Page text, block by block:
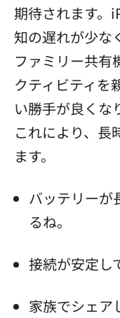
期待されます。
知の遅れが少な
ファミリー共有
クティビティを
い勝手が良くな
これにより、長
ます。
バッテリーが
るね。
接続が安定し
家族でシェア